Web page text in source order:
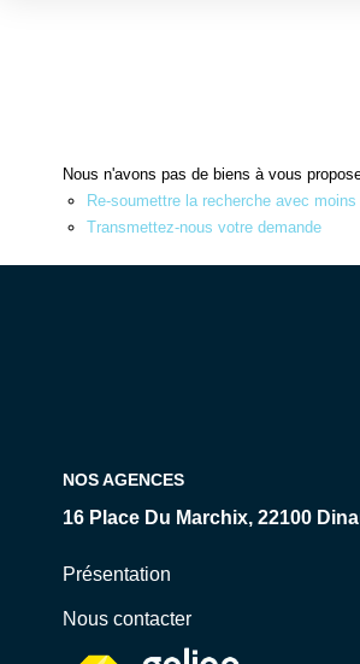
Nous n'avons pas de biens à vous
Re-soumettre la recherche avec moins
Transmettez-nous votre demande
NOS AGENCES
16 Place Du Marchix, 22100
Présentation
Nous contacter